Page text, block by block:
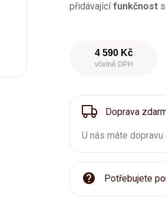
přidávajícífunkčnost
4 590 Kč
včetně DPH
Doprava
U nás máte
Potřebujete